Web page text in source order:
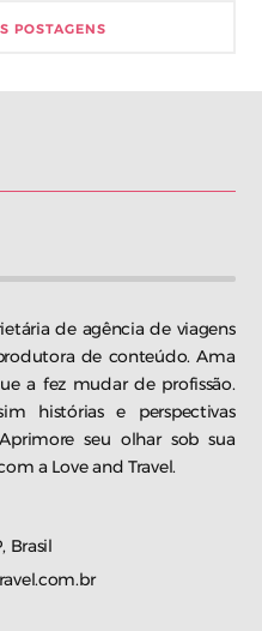
POSTAGENS
de agência de viagens
de conteúdo. Ama
a fez mudar de profissão.
histórias e perspectivas
seu olhar sob sua
a Love and Travel.
Brasil